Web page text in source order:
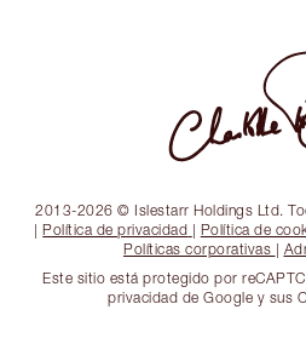
2013-2026 © Islestarr Holdings Ltd.
| Política de privacidad | Política de
Políticas corporativas |
Este sitio está protegido por
privacidad de Google y sus